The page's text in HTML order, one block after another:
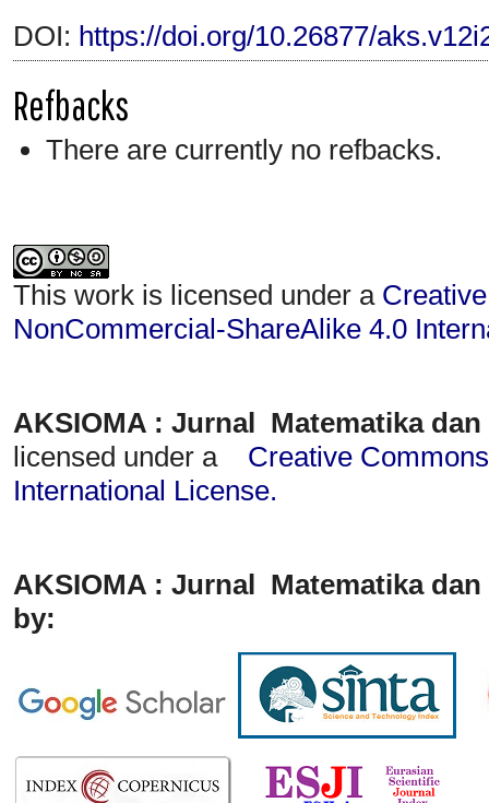
DOI: https://doi.org/10.26877/
Refbacks
There are currently no refbacks.
This work is licensed under a
NonCommercial-ShareAlike 4.0
AKSIOMA : Jurnal Matematika
licensed under a
Creative
International License.
AKSIOMA : Jurnal Matematika
by: